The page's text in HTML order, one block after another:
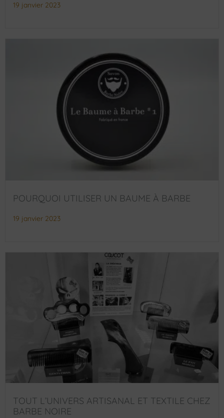
19 janvier 2023
POURQUOI UTILISER UN BAUME À BARBE
19 janvier 2023
TOUT L’UNIVERS ARTISANAL ET TEXTILE CHEZ
BARBE NOIRE